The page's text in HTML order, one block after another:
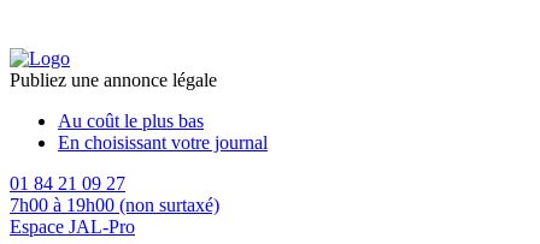
Publiez une annonce légale
Au coût le plus bas
En choisissant votre journal
01 84 21 09 27
7h00 à 19h00 (non surtaxé)
Espace JAL-Pro